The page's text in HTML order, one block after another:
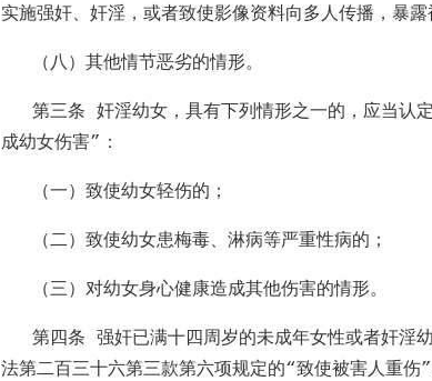
实施强奸、奸淫，或者致使影像资料向多人传播，暴露
（八）其他情节恶劣的情形。
第三条 奸淫幼女，具有下列情形之一的，应当认
成幼女伤害” ：
（一）致使幼女轻伤的；
（二）致使幼女患梅毒、淋病等严重性病的；
（三）对幼女身心健康造成其他伤害的情形。
第四条 强奸已满十四周岁的未成年女性或者奸淫
法第二百三十六第三款第六项规定的“致使被害人重伤”